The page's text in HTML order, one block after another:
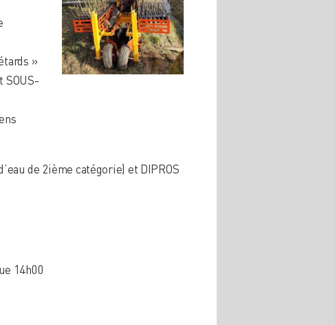
»
SOUS-
de 2ième catégorie) et DIPROS
14h00